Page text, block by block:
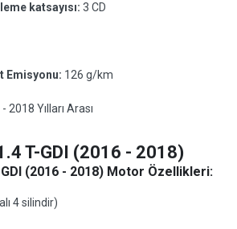
katsayısı: 3 CD
Emisyonu: 126 g/km
2018 Yılları Arası
T-GDI (2016 - 2018)
GDI (2016 - 2018) Motor Özellikleri:
4 silindir)